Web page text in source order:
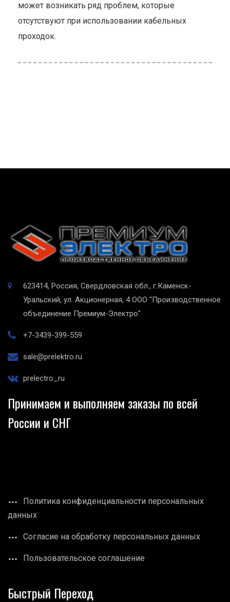
может возникать ряд проблем, которые
отсутствуют при использовании кабельных
проходок.
623414, Россия, Свердловская обл., г.Каменск-
Уральский, ул. Акционерная, 4 ООО "Производственное
объединение Премиум-Электро"
+7-3439-399-559
sale@prelektro.ru
prelectro_ru
Принимаем и выполняем заказы по всей
России и СНГ
Политика конфиденциальности персональных
данных
Согласие на обработку персональных данных
Пользовательское соглашение
Быстрый Переход